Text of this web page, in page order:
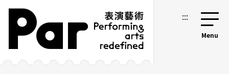
跳到主要內容區塊
網站導覽 :::